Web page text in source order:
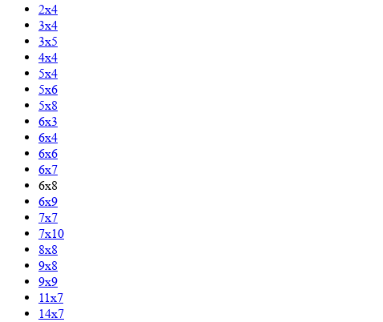
2х4
3х4
3х5
4х4
5х4
5х6
5х8
6х3
6х4
6х6
6х7
6х8
6х9
7х7
7х10
8х8
9х8
9х9
11х7
14х7